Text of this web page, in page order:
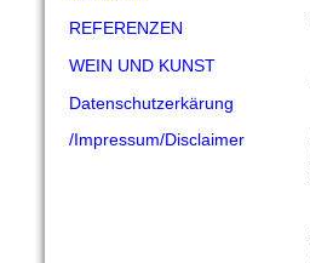
REFERENZEN
WEIN UND KUNST
Datenschutzerkärung
/Impressum/Disclaimer